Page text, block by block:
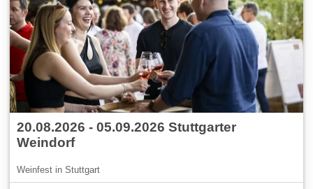
20.08.2026 - 05.09.2026 Stuttgarter
Weindorf
Weinfest in Stuttgart